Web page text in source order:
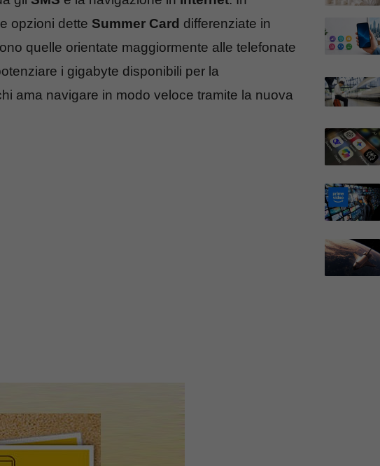
opzioni dette Summer Card differenziate in
quelle orientate maggiormente alle telefonate
i gigabyte disponibili per la
ama navigare in modo veloce tramite la nuova